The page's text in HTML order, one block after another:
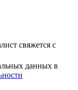
свяжется с
данных в